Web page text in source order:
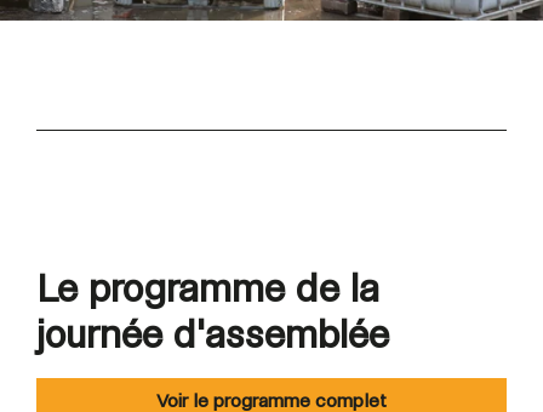
Le programme de la
journée d'assemblée
Voir le programme complet